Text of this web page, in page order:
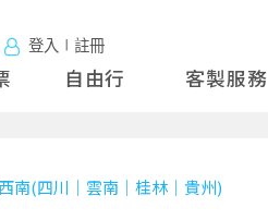
登入∣註冊
自由行 客製服務
南(四川｜雲南｜桂林｜貴州)